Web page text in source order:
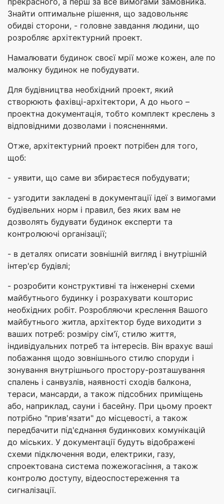
Знайти оптимальне рішення, що задовольняє
обидві сторони, - головне завдання людини, що
розробляє архітектурний проект.
Намалювати будинок своєї мрії може кожен, але по
малюнку будинок не побудувати.
Для будівництва необхідний проект, який
створюють фахівці-архітектори, А до нього –
проектна документація, тобто комплект креслень з
відповідними дозволами і поясненнями.
Отже, архітектурний проект потрібен для того,
щоб:
- уявити, що саме ви збираєтеся побудувати;
- узгодити закладені в документації ідеї з вимогами
будівельних норм і правил, без яких вам не
дозволять будувати будинок експерти та
контролюючі організації;
- в деталях описати зовнішній вигляд і внутрішній
інтер'єр будівлі;
- розробити конструктивні та інженерні схеми
майбутнього будинку і розрахувати кошторис
необхідних робіт. Розробляючи креслення Вашого
майбутнього житла, архітектор буде виходити з
ваших потреб: розміру сім'ї, стилю життя,
індивідуальних потреб та інтересів. Він врахує ваші
побажання щодо зовнішнього стилю споруди і
зонування внутрішнього простору-розташування
спалень і санвузлів, наявності сходів балкона,
тераси, мансарди, а також підсобних приміщень
або, наприклад, сауни і басейну. При цьому проект
потрібно "прив'язати" до місцевості, а також
передбачити під'єднання будинкових комунікацій
до міських. У документації будуть відображені
схеми підключення води, електрики, газу,
спроектована система пожежогасіння, а також
контролю доступу, відеоспостереження та
сигналізації.